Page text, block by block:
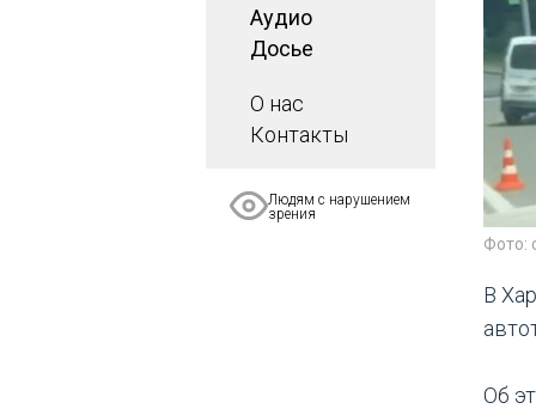
Аудио
Досье
О нас
Контакты
Людям с нарушением
зрения
Фото:
В
Об